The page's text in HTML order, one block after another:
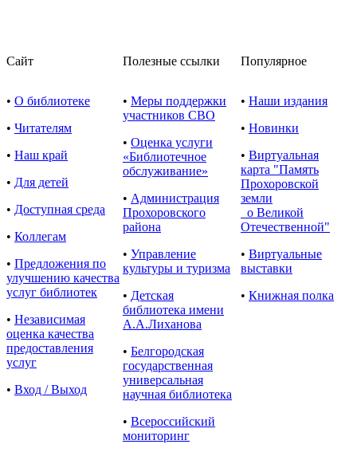
Сайт Полезные ссылки Популярное
• О библиотеке
• Читателям
• Наш край
• Для детей
• Доступная среда
• Коллегам
• Предложения по
улучшению качества
услуг библиотек
• Независимая
оценка качества
предоставления
услуг
• Вход / Выход
• Меры поддержки
участников СВО
• Оценка услуги
«Библиотечное
обслуживание»
• Администрация
Прохоровского
района
• Управление
культуры и туризма
• Детская
библиотека имени
А.А.Лиханова
• Белгородская
государственная
универсальная
научная библиотека
• Всероссийский
мониторинг
• Наши издания
• Новинки
• Виртуальная
карта "Память
Прохоровской
земли
о Великой
Отечественной"
• Виртуальные
выставки
• Книжная полка